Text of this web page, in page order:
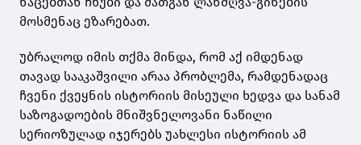
მოსმენაც ეზარებათ.
უბრალოდ იმის თქმა მინდა, რომ აქ იმდენად
თავად სააკაშვილი არაა პრობლემა, რამდენადაც
ჩვენი ქვეყნის ისტორიის მისეული ხედვა და სანამ
საზოგადოების მნიშვნელოვანი ნაწილი
სერიოზულად იჯერებს უახლესი ისტორიის ამ